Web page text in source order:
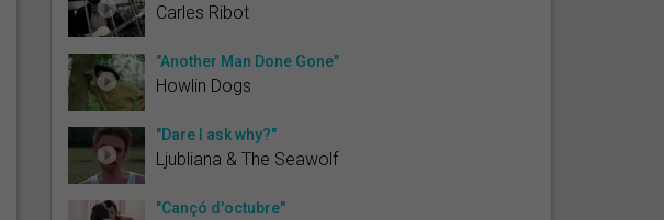
Carles Ribot
"Another Man Done Gone"
Howlin Dogs
"Dare I ask why?"
Ljubliana & The Seawolf
"Cançó d'octubre"